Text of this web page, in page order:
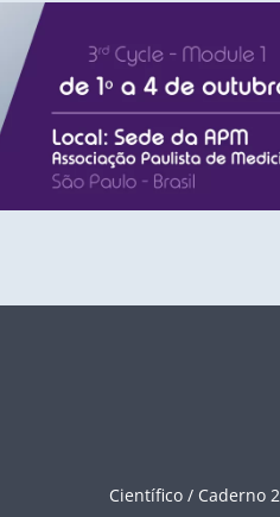
Científico / Caderno 2